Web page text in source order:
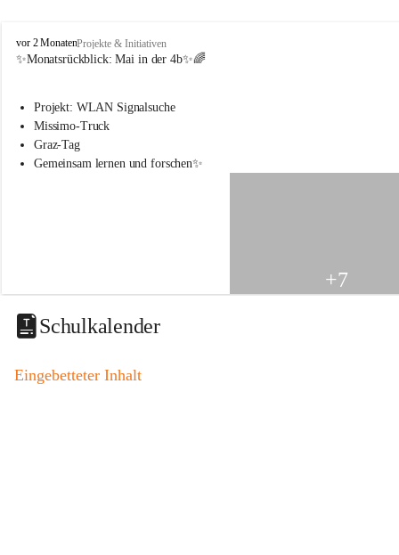
V
o
s
s
c
i
t
a
o
vor 2 MonatenProjekte & Initiativen
✨Monatsrückblick: Mai in der 4b✨🌈
Projekt: WLAN Signalsuche
Missimo-Truck
Graz-Tag
Gemeinsam lernen und forschen✨
+7
Schulkalender
Eingebetteter Inhalt